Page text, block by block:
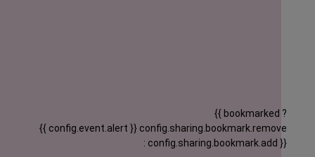
{{ config.event.alert }}
{{ bookmarked ?
config.sharing.bookmark.remove
: config.sharing.bookmark.add }}